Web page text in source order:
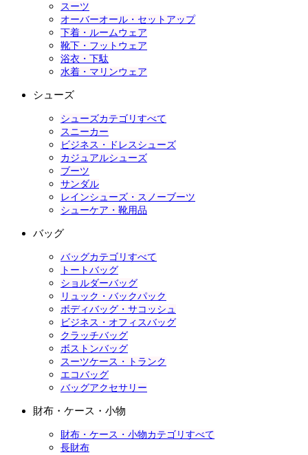
スーツ
オーバーオール・セットアップ
下着・ルームウェア
靴下・フットウェア
浴衣・下駄
水着・マリンウェア
シューズ
シューズカテゴリすべて
スニーカー
ビジネス・ドレスシューズ
カジュアルシューズ
ブーツ
サンダル
レインシューズ・スノーブーツ
シューケア・靴用品
バッグ
バッグカテゴリすべて
トートバッグ
ショルダーバッグ
リュック・バックパック
ボディバッグ・サコッシュ
ビジネス・オフィスバッグ
クラッチバッグ
ボストンバッグ
スーツケース・トランク
エコバッグ
バッグアクセサリー
財布・ケース・小物
財布・ケース・小物カテゴリすべて
長財布